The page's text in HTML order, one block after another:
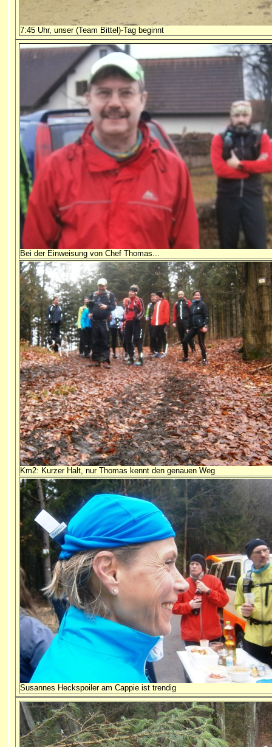
7:45 Uhr, unser (Team
Bei der Einweisung von Chef Thomas...
Km2: Kurzer Halt, nur Thomas kennt den genauen Weg
Susannes Heckspoiler am Cappie ist trendig